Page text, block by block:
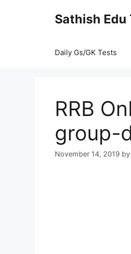
Sathish Edu
Daily Gs/GK Tests
RRB
group-
November 14, 2019 by